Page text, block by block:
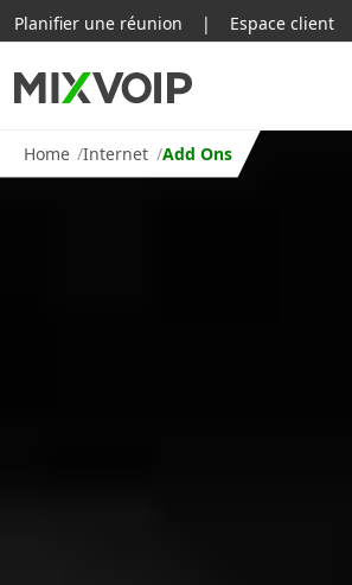
Home Internet Add Ons
Planifier une réunion | Espace client